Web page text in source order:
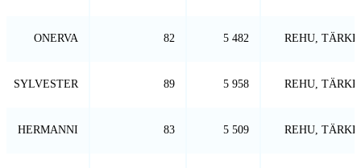
ONERVA 82 5 482 REHU,
SYLVESTER 89 5 958 REHU,
HERMANNI 83 5 509 REHU,